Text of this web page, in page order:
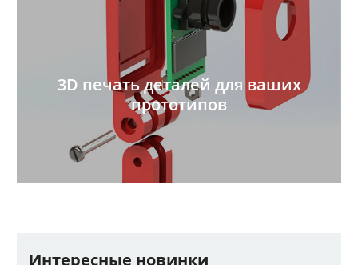
3D печать деталей для ваших
прототипов
Интересные новинки